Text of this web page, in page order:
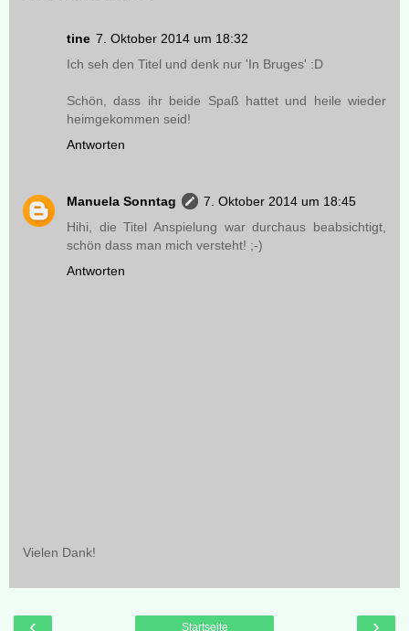
tine 7. Oktober 2014 um 18:32
Ich seh den Titel und denk nur 'In Bruges' :D
Schön, dass ihr beide Spaß hattet und heile wieder
heimgekommen seid!
Antworten
Manuela Sonntag
7. Oktober 2014 um 18:45
Hihi, die Titel Anspielung war durchaus beabsichtigt,
schön dass man mich versteht! ;-)
Antworten
Vielen Dank!
Startseite